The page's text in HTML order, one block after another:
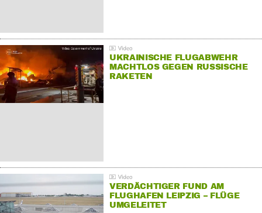
UKRAINISCHE FLUGABWEHR
MACHTLOS GEGEN RUSSISCHE
RAKETEN
VERDÄCHTIGER FUND AM
FLUGHAFEN LEIPZIG – FLÜGE
UMGELEITET